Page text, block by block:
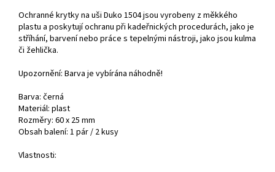
Ochranné krytky na uši Duko 1504 jsou vyrobeny z měkkého
plastu a poskytují ochranu při kadeřnických procedurách, jako je
stříhání, barvení nebo práce s tepelnými nástroji, jako jsou kulma
či žehlička.
Upozornění: Barva je vybírána náhodně!
Barva: černá
Materiál: plast
Rozměry: 60 x 25 mm
Obsah balení: 1 pár / 2 kusy
Vlastnosti: